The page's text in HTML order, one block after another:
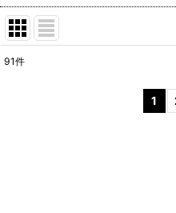
91件
1